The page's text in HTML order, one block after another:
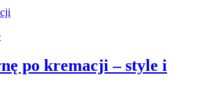
po kremacji – style i